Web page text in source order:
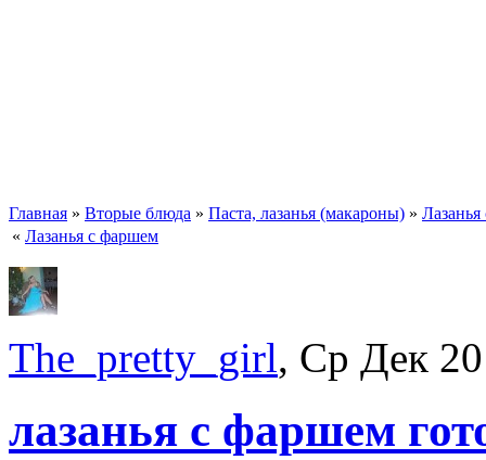
Главная » Вторые блюда » Паста, лазанья (макароны) »
« Лазанья с фаршем
The_pretty_girl, Ср Дек
лазанья с фаршем